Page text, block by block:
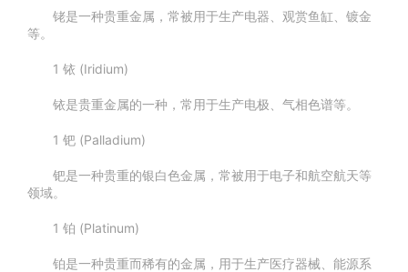
铑是一种贵重金属，常被用于生产电器、观赏鱼缸、镀金
等。
1 铱 (Iridium)
铱是贵重金属的一种，常用于生产电极、气相色谱等。
1 钯 (Palladium)
钯是一种贵重的银白色金属，常被用于电子和航空航天等
领域。
1 铂 (Platinum)
铂是一种贵重而稀有的金属，用于生产医疗器械、能源系